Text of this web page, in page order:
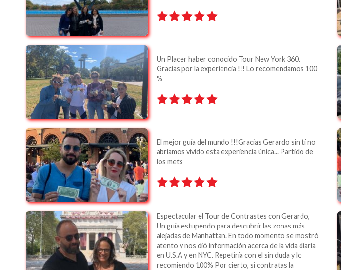
Un Placer haber conocido Tour New York 360,
Gracias por la experiencia !!! Lo recomendamos 100
%
El mejor guía del mundo !!!Gracias Gerardo sin tí no
abriamos vivido esta experiencia única... Partido de
los mets
Espectacular el Tour de Contrastes con Gerardo,
Un guía estupendo para descubrir las zonas más
alejadas de Manhattan. En todo momento se mostró
atento y nos dió información acerca de la vida diaria
en U.S.A y en NYC. Repetiría con el sin duda y lo
recomiendo 100% Por cierto, si contratas la